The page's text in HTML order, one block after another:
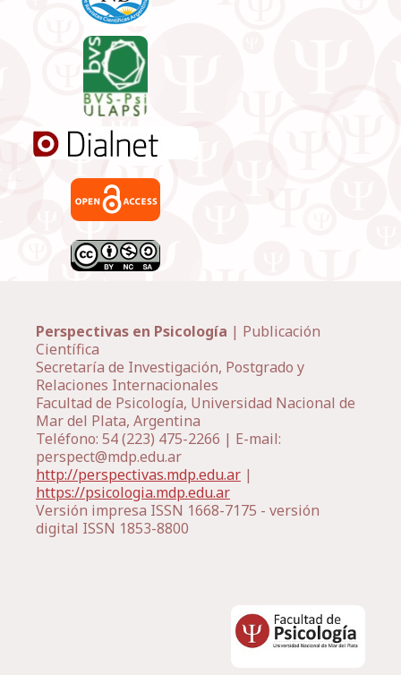
Perspectivas en Psicología | Publicación
Científica
Secretaría de Investigación, Postgrado y
Relaciones Internacionales
Facultad de Psicología, Universidad Nacional de
Mar del Plata, Argentina
Teléfono: 54 (223) 475-2266 | E-mail:
perspect@mdp.edu.ar
http://perspectivas.mdp.edu.ar |
https://psicologia.mdp.edu.ar
Versión impresa ISSN 1668-7175 - versión
digital ISSN 1853-8800